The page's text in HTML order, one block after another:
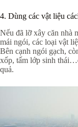
4. Dùng các vật liệu
Nếu đã lỡ xây căn nhà
mái ngói, các loại vật
Bên cạnh ngói gạch,
xốp, tấm lớp sinh
quả.